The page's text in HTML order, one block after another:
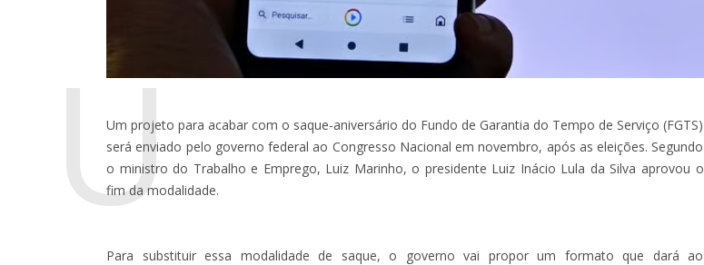
U
Um projeto para acabar com o saque-aniversário do Fundo de Garantia do Tempo de Serviço (FGTS)
será enviado pelo governo federal ao Congresso Nacional em novembro, após as eleições. Segundo
o ministro do Trabalho e Emprego, Luiz Marinho, o presidente Luiz Inácio Lula da Silva aprovou o
fim da modalidade.
Para substituir essa modalidade de saque, o governo vai propor um formato que dará ao